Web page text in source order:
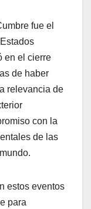
fue el
en el cierre
de haber
relevancia de
con la
de las
estos eventos
para